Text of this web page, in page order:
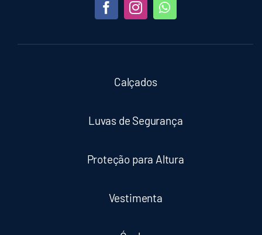
Calçados
Luvas de Segurança
Proteção para Altura
Vestimenta